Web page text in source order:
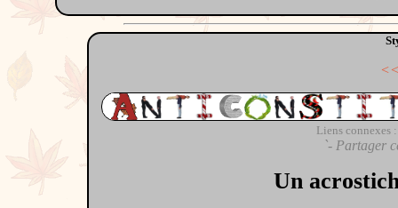
Liens connexes :
`- Partager
Un